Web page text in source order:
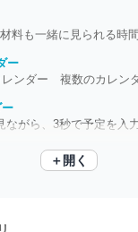
料も一緒に見られる時
ー
＋開く